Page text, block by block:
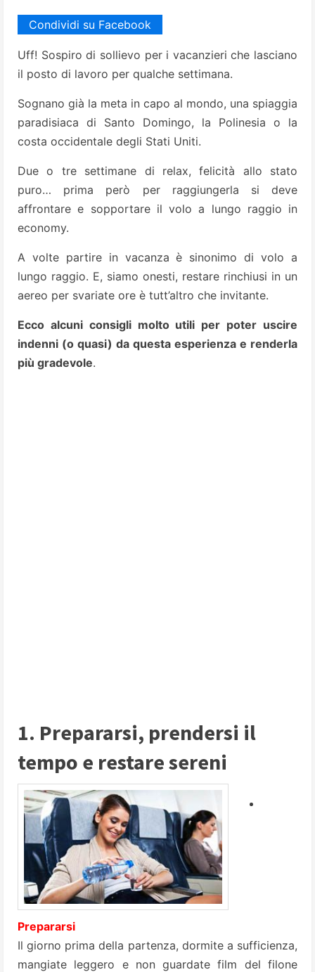
Condividi su Facebook
Uff! Sospiro di sollievo per i vacanzieri che lasciano
il posto di lavoro per qualche settimana.
Sognano già la meta in capo al mondo, una spiaggia
paradisiaca di Santo Domingo, la Polinesia o la
costa occidentale degli Stati Uniti.
Due o tre settimane di relax, felicità allo stato
puro… prima però per raggiungerla si deve
affrontare e sopportare il volo a lungo raggio in
economy.
A volte partire in vacanza è sinonimo di volo a
lungo raggio. E, siamo onesti, restare rinchiusi in un
aereo per svariate ore è tutt’altro che invitante.
Ecco alcuni consigli molto utili per poter uscire
indenni (o quasi) da questa esperienza e renderla
più gradevole.
1. Prepararsi, prendersi il
tempo e restare sereni
Prepararsi
Il giorno prima della partenza, dormite a sufficienza,
mangiate leggero e non guardate film del filone